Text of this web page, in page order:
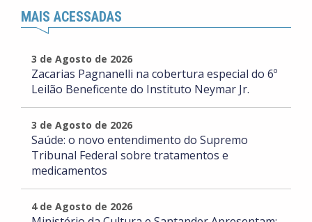
MAIS ACESSADAS
3 de Agosto de 2026
Zacarias Pagnanelli na cobertura especial do 6º
Leilão Beneficente do Instituto Neymar Jr.
3 de Agosto de 2026
Saúde: o novo entendimento do Supremo
Tribunal Federal sobre tratamentos e
medicamentos
4 de Agosto de 2026